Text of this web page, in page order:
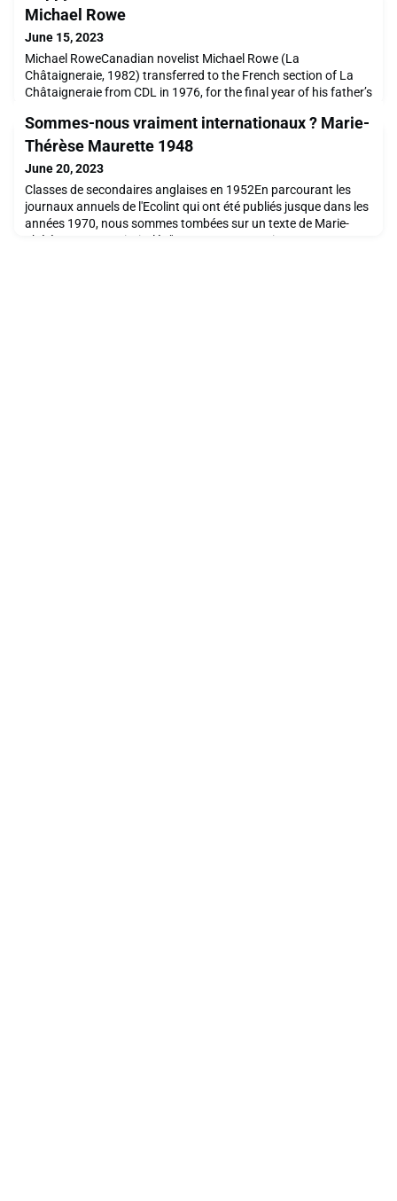
Michael Rowe
June 15, 2023
Michael RoweCanadian novelist Michael Rowe (La
Châtaigneraie, 1982) transferred to the French section of La
Châtaigneraie from CDL in 1976, for the final year of his father’s
1979Michael remembers the school and his new friends there
as warm and welcoming. He reserves his highest praise and
Sommes-nous vraiment internationaux ? Marie-
Thérèse Maurette 1948
June 20, 2023
Classes de secondaires anglaises en 1952En parcourant les
journaux annuels de l'Ecolint qui ont été publiés jusque dans les
années 1970, nous sommes tombées sur un texte de Marie-
Thérèse Maurette intitulé : "Sommes-nous vraiment